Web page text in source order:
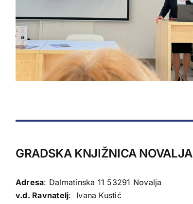
GRADSKA KNJIŽNICA NOVALJA
Adresa: Dalmatinska 11 53291 Novalja
v.d. Ravnatelj: Ivana Kustić